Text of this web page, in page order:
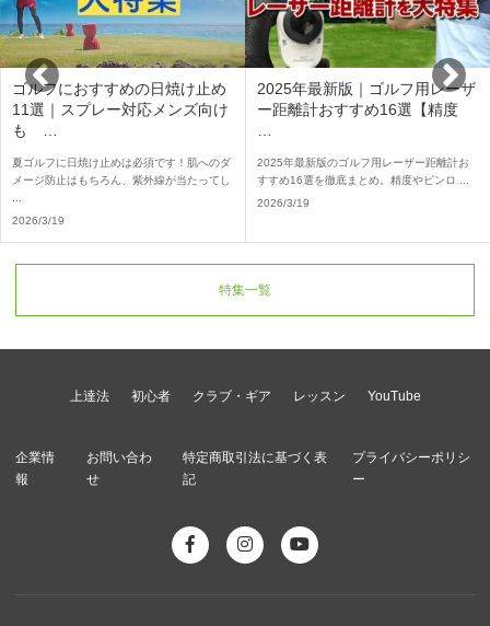
ゴルフにおすすめの日焼け止め
11選｜スプレー対応メンズ向け
も …
夏ゴルフに日焼け止めは必須です！肌へのダ
メージ防止はもちろん、紫外線が当たってし
2026/3/19
2025年最新版｜ゴルフ用レーザ
ー距離計おすすめ16選【精度
…
2025年最新版のゴルフ用レーザー距離計お
すすめ16選を徹底まとめ。精度やピンロ ...
2026/3/19
特集一覧
上達法 初心者 クラブ・ギア レッスン YouTube
企業情
報
お問い合わ
せ
特定商取引法に基づく表
記
プライバシーポリシ
ー